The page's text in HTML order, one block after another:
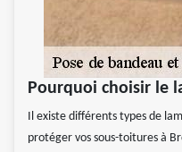
Pourquoi choisir le
Il existe différents types de
protéger vos sous-toitures à